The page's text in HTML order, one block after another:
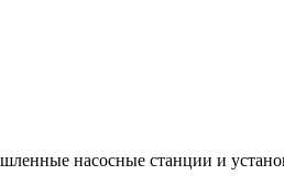
насосные станции и